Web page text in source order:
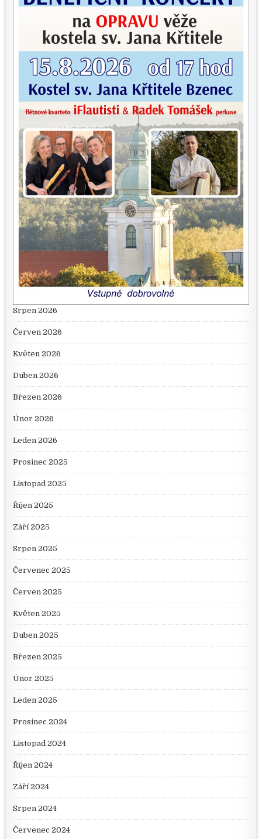
Srpen 2026
Červen 2026
Květen 2026
Duben 2026
Březen 2026
Únor 2026
Leden 2026
Prosinec 2025
Listopad 2025
Říjen 2025
Září 2025
Srpen 2025
Červenec 2025
Červen 2025
Květen 2025
Duben 2025
Březen 2025
Únor 2025
Leden 2025
Prosinec 2024
Listopad 2024
Říjen 2024
Září 2024
Srpen 2024
Červenec 2024